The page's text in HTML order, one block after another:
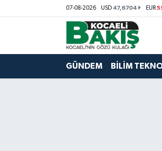
07-08-2026 USD 47,6704 EUR
GÜNDEM BİLİM
Kocaeli Nöbetçi Eczaneler
Kocaeli Hava Durumu